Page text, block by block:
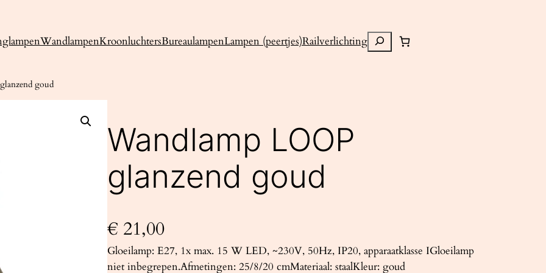
WandlampenKroonluchtersBureaulampenLampen (peertjes)RailverlichtingZoeken
goud
Wandlamp LOOP
glanzend goud
€ 21,00
Gloeilamp: E27, 1x max. 15 W LED, ~230V, 50Hz, IP20, apparaatklasse IGloeilamp
niet inbegrepen.Afmetingen: 25/8/20 cmMateriaal: staalKleur: goud